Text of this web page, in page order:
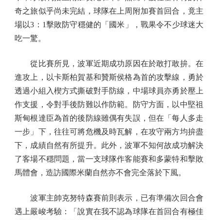
奇之旅似乎尚未完結，球隊在上周附加賽首回合，竟主
場以3：1擊敗防守穩健的「國米」，戰果令不少球迷大
吃一驚。
從比賽所見，波軍近期成功原因在於敢打敢拚。在
進攻上，以卡斯柏賀基和贊斯侯格為首的攻擊線，勇於
透過小組入楔方式撕破對手防線，中場球員亦勇於壓上
作支援，令對手後防難以作防範。防守方面，以中堅祖
斯甸根達臣為首的後防線雖偶有失誤，但在「每人多走
一步」下，往往可將危機及時瓦解，在攻守兩方均拚盡
下，成績自然有所提升。此外，波軍不知何故成功解決
了客場不穩問題，當一支球隊作客能賽和多蒙特和擊敗
馬體會，造訪國際米蘭自然亦不會完全落於下風。
波軍主帥克努特森賽前則表示，已有準備次回合會
遇上嚴峻考驗：「說實在我不認為球隊在首回合有極佳